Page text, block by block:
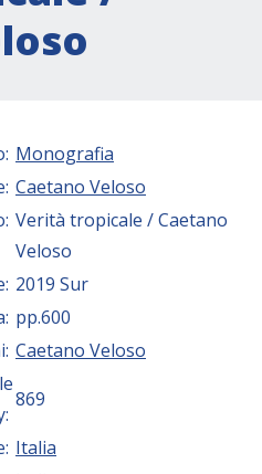
Monografia
Caetano Veloso
Verità tropicale / Caetano
Veloso
2019 Sur
pp.600
Caetano Veloso
869
Italia